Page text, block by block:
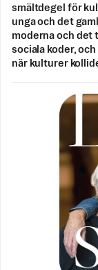
smältdegel för
unga och det
moderna och det
sociala koder,
när kulturer